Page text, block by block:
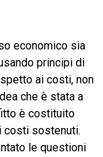
economico sia
principi di
ai costi, non
che è stata a
è costituito
costi sostenuti.
le questioni